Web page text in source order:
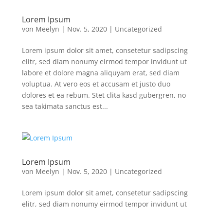
Lorem Ipsum
von Meelyn | Nov. 5, 2020| Uncategorized
Lorem ipsum dolor sit amet, consetetur sadipscing
elitr, sed diam nonumy eirmod tempor invidunt ut
labore et dolore magna aliquyam erat, sed diam
voluptua. At vero eos et accusam et justo duo
dolores et ea rebum. Stet clita kasd gubergren, no
sea takimata sanctus est...
Lorem Ipsum
von Meelyn | Nov. 5, 2020| Uncategorized
Lorem ipsum dolor sit amet, consetetur sadipscing
elitr, sed diam nonumy eirmod tempor invidunt ut